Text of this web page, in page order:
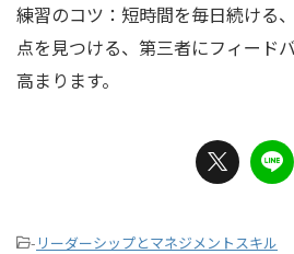
練習のコツ：短時間を毎日続ける
点を見つける、第三者にフィード
高まります。
- リーダーシップとマネジメントスキル